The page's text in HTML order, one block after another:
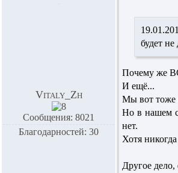
Vitaly_Zh
Сообщения: 8021
Благодарностей: 30
будет
Почему же
И ещё...
Мы вот тоже
Но в нашем
нет.
Хотя
Другое дело,